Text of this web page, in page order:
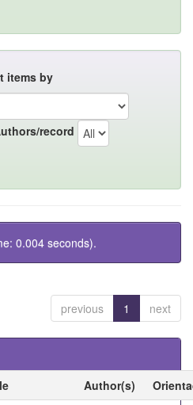
items by
record
0.004 seconds).
previous 1 next
Author(s)